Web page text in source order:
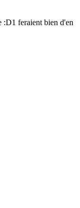
:D1 feraient bien d'en